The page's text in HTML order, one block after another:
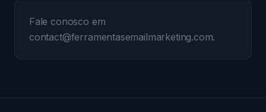
Fale conosco em
contact@ferramentasemailmarketing.com.